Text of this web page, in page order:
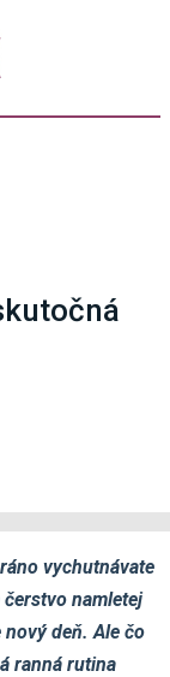
vychutnávate
namletej
deň. Ale čo
ranná rutina